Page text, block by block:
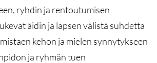
ryhdin ja rentoutumisen
äidin ja lapsen välistä suhdetta
kehon ja mielen synnytykseen
ja ryhmän tuen